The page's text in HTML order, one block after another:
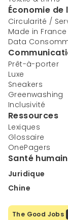
Économie de
Circularité /
Made in France
Data
Prêt-à-porter
Luxe
Sneakers
Greenwashing
Inclusivité
Ressources
Lexiques
Glossaire
OnePagers
Santé
Juridique
Chine
The Good Jobs